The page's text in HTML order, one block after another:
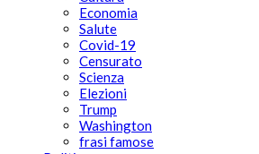
Economia
Salute
Covid-19
Censurato
Scienza
Elezioni
Trump
Washington
frasi famose